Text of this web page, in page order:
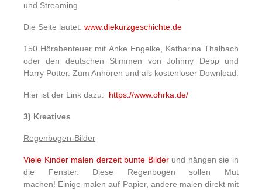
und Streaming.
Die Seite lautet: www.diekurzgeschichte.de
150 Hörabenteuer mit Anke Engelke, Katharina Thalbach
oder den deutschen Stimmen von Johnny Depp und
Harry Potter. Zum Anhören und als kostenloser Download.
Hier ist der Link dazu: https://www.ohrka.de/
3) Kreatives
Regenbogen-Bilder
Viele Kinder malen derzeit bunte Bilder und hängen sie in
die Fenster. Diese Regenbogen sollen Mut
machen! Einige malen auf Papier, andere malen direkt mit